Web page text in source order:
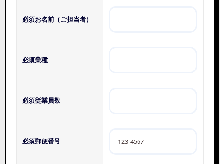
必須お名前（ご担当者）
必須業種
必須従業員数
必須郵便番号